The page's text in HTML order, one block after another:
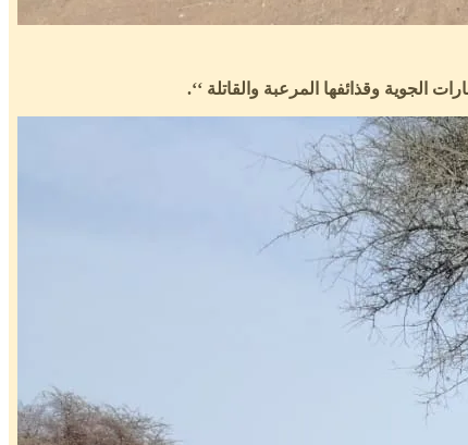
وقذائفها المرعبة والقاتلة ‘‘.